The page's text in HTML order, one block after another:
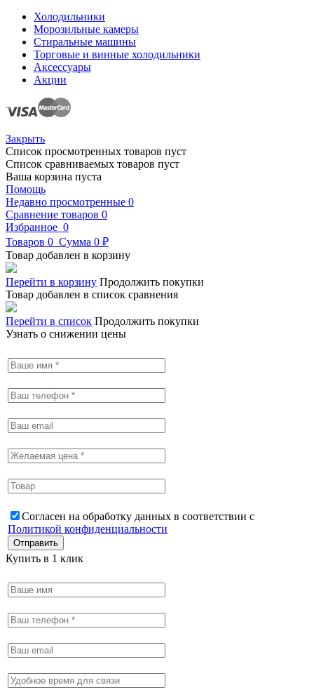
Холодильники
Морозильные камеры
Стиральные машины
Торговые и винные холодильники
Аксессуары
Акции
Закрыть
Список просмотренных товаров пуст
Список сравниваемых товаров пуст
Ваша корзина пуста
Помощь
Недавно просмотренные 0
Сравнение товаров 0
Избранное 0
Товаров 0 Сумма 0 ₽
Товар добавлен в корзину
Перейти в корзину Продолжить покупки
Товар добавлен в список сравнения
Перейти в список Продолжить покупки
Узнать о снижении цены
Согласен на обработку данных в соответствии с
Политикой конфиденциальности
Купить в 1 клик